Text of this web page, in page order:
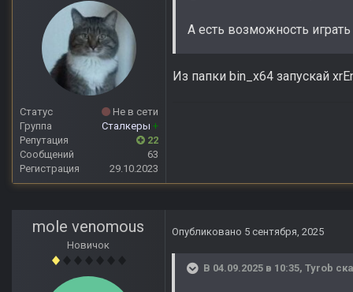
Статус
Не в сети
Группа
Сталкеры +
Репутация
22
Сообщений
63
Регистрация
29.10.2023
А есть возможность играть
Из папки bin_x64 запускай
mole venomous
Новичок
Опубликовано 5 сентября, 2025
В 04.09.2025 в 10:35, Tyrob